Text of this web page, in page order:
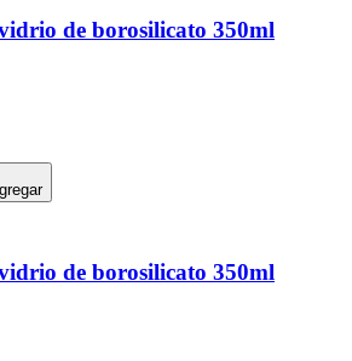
de borosilicato 350ml
de borosilicato 350ml